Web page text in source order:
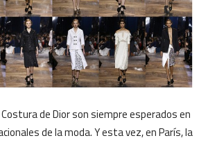
de Dior son siempre esperados en
de la moda. Y esta vez, en París, la